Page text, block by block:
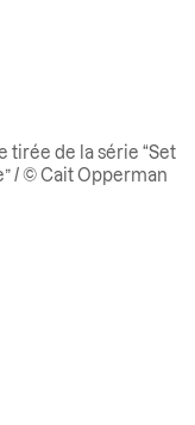
tirée de la série “Set
/ © Cait Opperman